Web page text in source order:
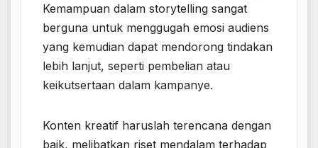
Kemampuan dalam storytelling sangat
berguna untuk menggugah emosi audiens
yang kemudian dapat mendorong tindakan
lebih lanjut, seperti pembelian atau
keikutsertaan dalam kampanye.
Konten kreatif haruslah terencana dengan
baik, melibatkan riset mendalam terhadap